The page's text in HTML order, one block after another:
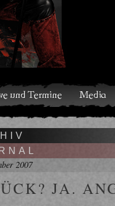
Shop Band Discografie
2007
JA.